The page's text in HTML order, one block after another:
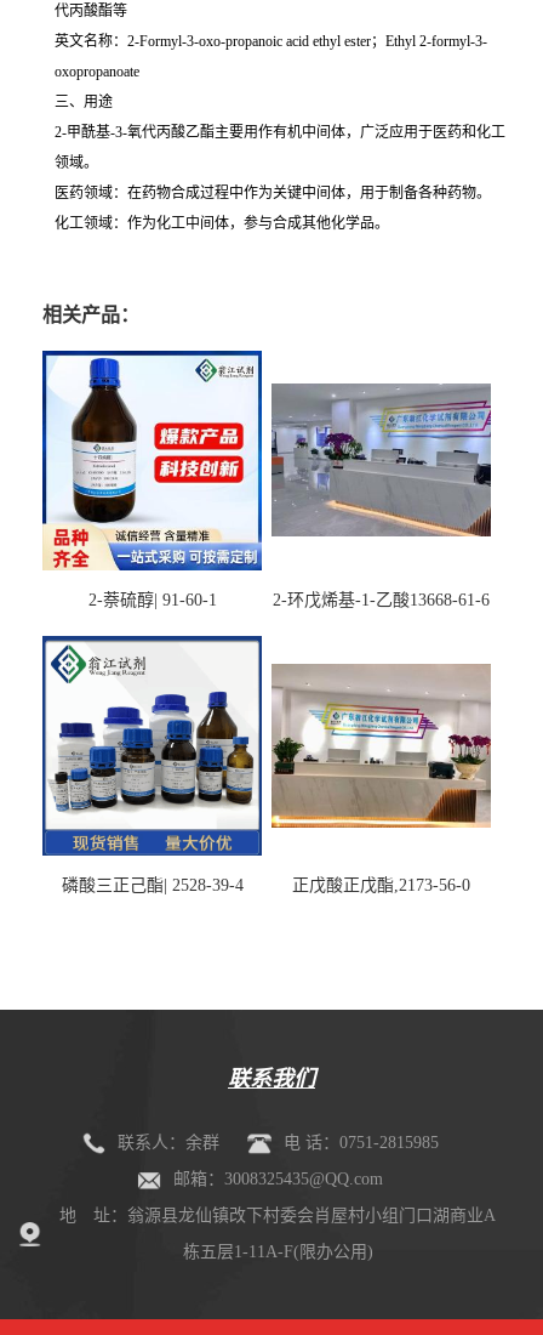
代丙酸酯等
英文名称：2-Formyl-3-oxo-propanoic acid ethyl ester；Ethyl 2-formyl-3-
oxopropanoate
三、用途
2-甲酰基-3-氧代丙酸乙酯主要用作有机中间体，广泛应用于医药和化工
领域。
医药领域：在药物合成过程中作为关键中间体，用于制备各种药物。
化工领域：作为化工中间体，参与合成其他化学品。
相关产品：
2-萘硫醇| 91-60-1 2-环戊烯基-1-乙酸13668-61-6
磷酸三正己酯| 2528-39-4 正戊酸正戊酯,2173-56-0
联系我们
联系人：余群
电 话：0751-2815985
邮箱：3008325435@QQ.com
地 址：翁源县龙仙镇改下村委会肖屋村小组门口湖商业A
栋五层1-11A-F(限办公用)